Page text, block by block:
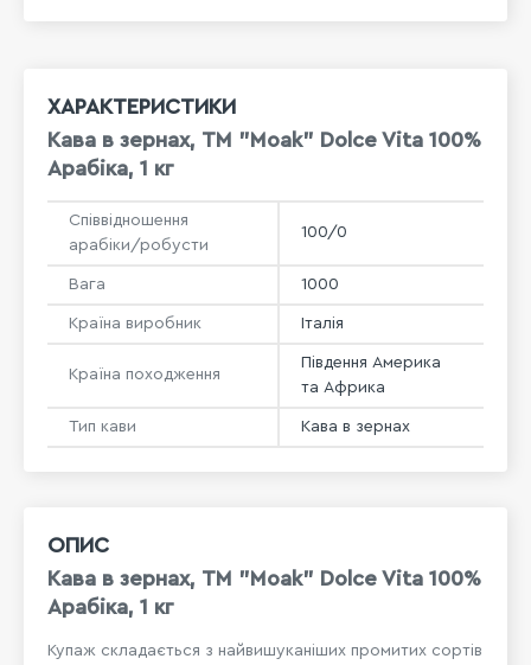
ОПИС
Кава в зернах, ТМ "Moak" Dolce Vita 100%
Арабіка, 1 кг
Купаж складається з найвишуканіших промитих сортів
ХАРАКТЕРИСТИКИ
Кава в зернах, ТМ "Moak" Dolce Vita 100%
Арабіка, 1 кг
Співвідношення
арабіки/робусти
100/0
Вага 1000
Країна виробник Італія
Країна походження
Південня Америка
та Африка
Тип кави Кава в зернах